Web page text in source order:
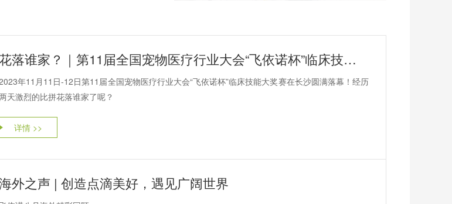
花落谁家？｜第11届全国宠物医疗行业大会“飞依诺杯”临床技能大奖赛圆满落幕！
年11月11日-12日第11届全国宠物医疗行业大会“飞依诺杯”临床技能大奖赛在长沙圆满落幕！经历
天激烈的比拼花落谁家了呢？
详情 >>
外之声 | 创造点滴美好，遇见广阔世界